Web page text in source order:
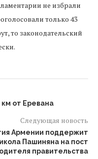
не избрали
только 43
то законодательский
от Еревана
Следующая новость
Армении поддержит
Пашиняна на пост
правительства